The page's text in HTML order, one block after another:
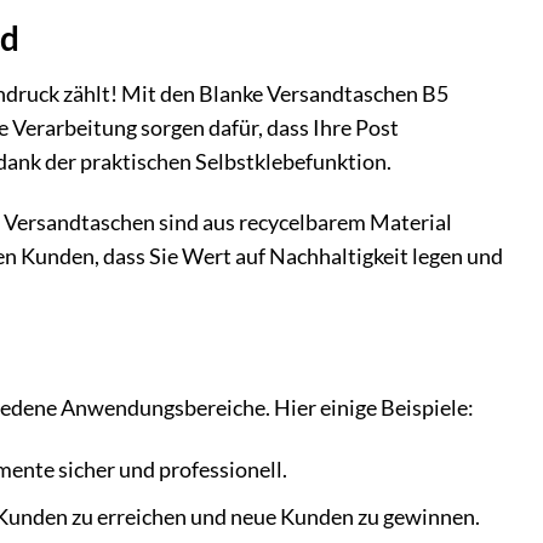
zählt! Mit den Blanke Versandtaschen B5
sorgen dafür, dass Ihre Post
der praktischen Selbstklebefunktion.
sind aus recycelbarem Material
Kunden, dass Sie Wert auf Nachhaltigkeit legen und
Anwendungsbereiche. Hier einige Beispiele:
sicher und professionell.
zu erreichen und neue Kunden zu gewinnen.